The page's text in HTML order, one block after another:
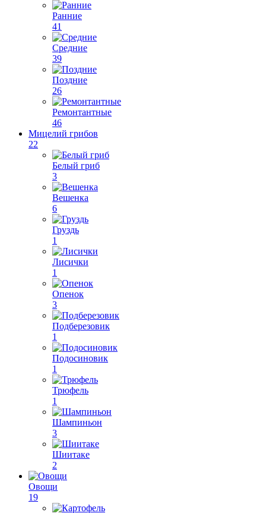
Ранние
41
Средние
39
Поздние
26
Ремонтантные
46
Мицелий грибов
22
Белый гриб
3
Вешенка
6
Груздь
1
Лисички
1
Опенок
3
Подберезовик
1
Подосиновик
1
Трюфель
1
Шампиньон
3
Шиитаке
2
Овощи
19